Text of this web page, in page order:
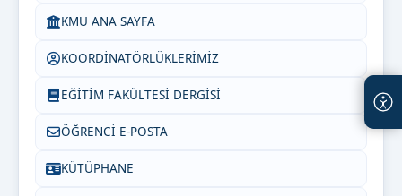
KMU ANA SAYFA
KOORDİNATÖRLÜKLERİMİZ
EĞİTİM FAKÜLTESİ DERGİSİ
ÖĞRENCİ E-POSTA
KÜTÜPHANE